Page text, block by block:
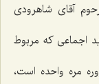
آقای شاهرودی
اجماعی كه مربوط
مره واحده است،